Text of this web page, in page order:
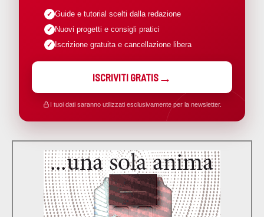
Guide e tutorial scelti dalla redazione
Nuovi progetti e consigli pratici
Iscrizione gratuita e cancellazione libera
ISCRIVITI GRATIS
I tuoi dati saranno utilizzati esclusivamente per la newsletter.